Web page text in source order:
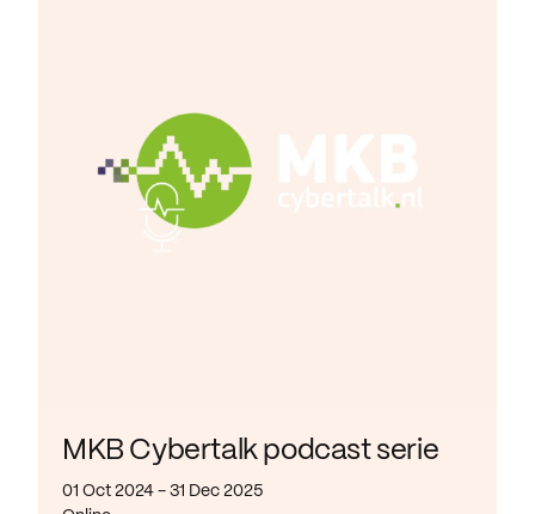
MKB Cybertalk podcast serie
01 Oct 2024 - 31 Dec 2025